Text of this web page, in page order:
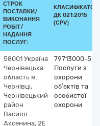
СТРОК
ПОСТАВКИ/
ВИКОНАННЯ
РОБІТ/
НАДАННЯ
ПОСЛУГ:
КЛАСИФІКАТОР
ДК 021:2015
(CPV)
58001 Україна
Чернівецька
область м.
Чернівці,
Чернівецький
район
Василя
Аксенина, 2Е
79713000-5
Послуги з
охорони
об’єктів та
особистої
охорони